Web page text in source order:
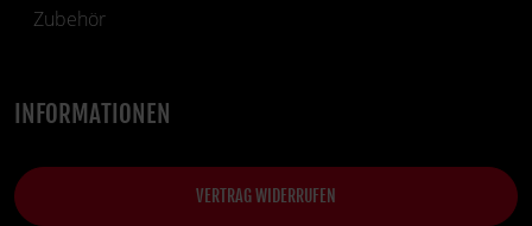
Zubehör
INFORMATIONEN
VERTRAG WIDERRUFEN